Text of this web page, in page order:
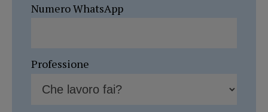
Numero WhatsApp
Professione